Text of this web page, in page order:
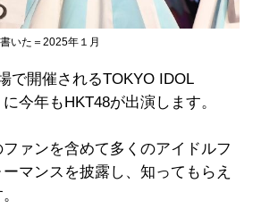
いた＝2025年１月
で開催されるTOKYO IDOL
今年もHKT48が出演します。
ァンを含めて多くのアイドルフ
マンスを披露し、知ってもらえ